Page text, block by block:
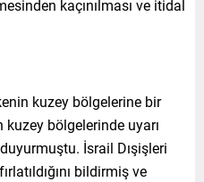
kaçınılması ve itidal
kuzey bölgelerine bir
kuzey bölgelerinde uyarı
İsrail Dışişleri
bildirmiş ve